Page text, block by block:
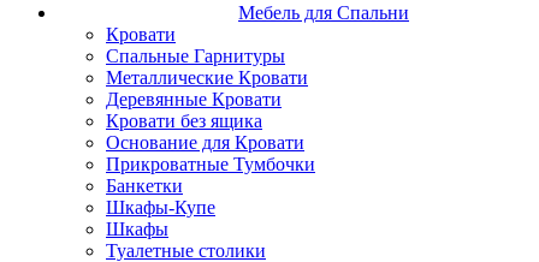
Мебель для Спальни
Кровати
Спальные Гарнитуры
Металлические Кровати
Деревянные Кровати
Кровати без ящика
Основание для Кровати
Прикроватные Тумбочки
Банкетки
Шкафы-Купе
Шкафы
Туалетные столики